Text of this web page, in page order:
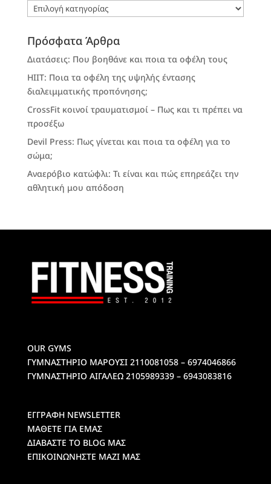
Kατηγορίες
Πρόσφατα Άρθρα
Διατάσεις: Που βοηθάνε και ποια τα οφέλη τους
HIIT: Ποια τα οφέλη της υψηλής έντασης
διαλειμματικής προπόνησης;
CrossFit κοινοί τραυματισμοί – Πως και τι πρέπει να
προσέξω
Devil Press: Πως γίνεται και ποια τα οφέλη για το
σώμα;
Αναερόβιο κατώφλι: Τι είναι και πώς επηρεάζει την
αθλητική μου απόδοση
OUR GYMS
ΓΥΜΝΑΣΤΗΡΙΟ ΜΑΡΟΥΣΙ2110081058 – 6974046866
ΓΥΜΝΑΣΤΗΡΙΟ ΑΙΓΑΛΕΩ2105989339 – 6943083816
ΕΓΓΡΑΦΗ NEWSLETTER
ΜΑΘΕΤΕ ΓΙΑ ΕΜΑΣ
ΔΙΑΒΑΣΤΕ ΤΟ BLOG ΜΑΣ
ΕΠΙΚΟΙΝΩΝΗΣΤΕ ΜΑΖΙ ΜΑΣ